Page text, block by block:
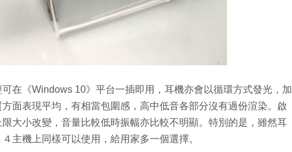
在《Windows 10》平台一插即用，耳機亦會以循環方式發光，加
面表現平均，有相當包圍感，高中低音各部分沒有過份渲染。啟
大小改變，音量比較低時振幅亦比較不明顯。特別的是，雖然耳
主機上同樣可以使用，給用家多一個選擇。